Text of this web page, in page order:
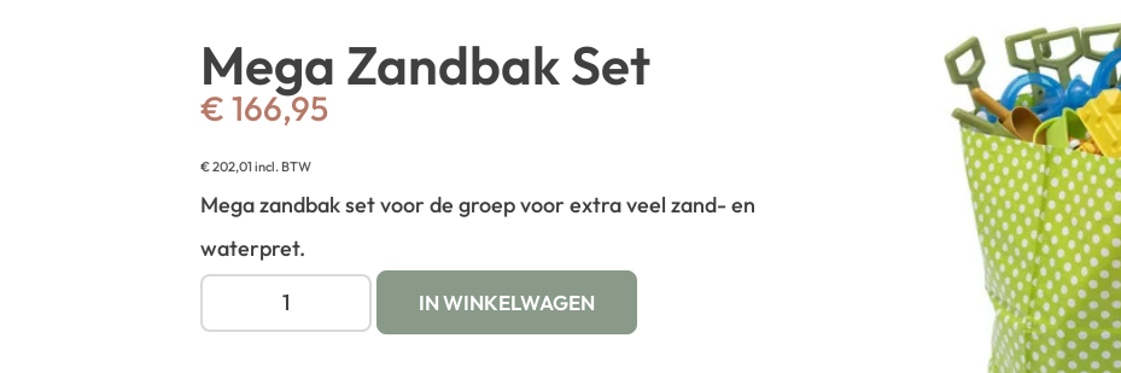
Mega Zandbak Set
€ 166,95
€202,01 incl. BTW
Mega zandbak set voor de groep voor extra veel zand- en
waterpret.
IN WINKELWAGEN